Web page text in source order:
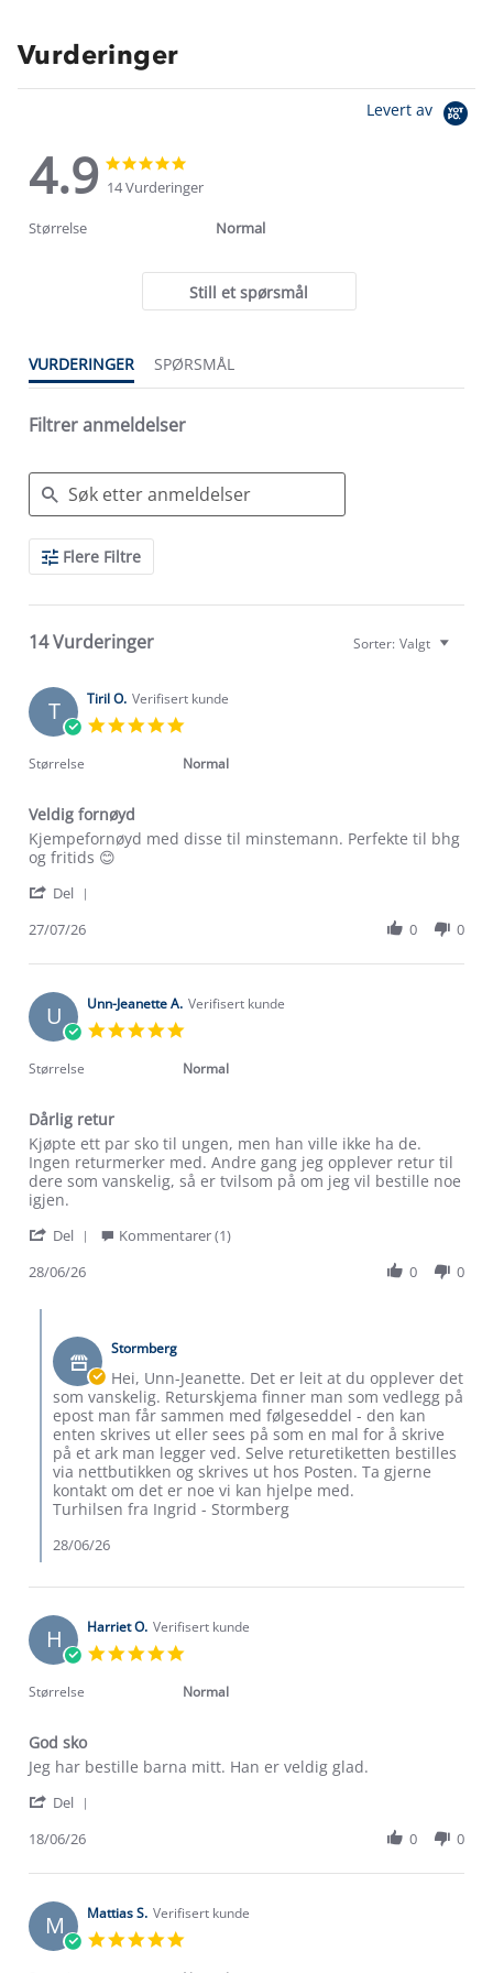
Vurderinger
Levert av
4.9
4.9
star
rating
star
rating
14 Vurderinger
Størrelse Normal
Still et spørsmål
VURDERINGER SPØRSMÅL
Filtrer anmeldelser
Search
ReviewsFlere Filtre
14 Vurderinger Sorter: Valgt
T Tiril O. Verifisert kunde
rating
Størrelse Normal
Veldig fornøyd
Review
by
O.
27
2026
review
stating
fornøyd
Kjempefornøyd med disse til minstemann. Perfekte til bhg
og fritids 😊
Del
Tiril
on
27
Jul
27/07/26 0 0
U Unn-Jeanette A. Verifisert kunde
rating
Størrelse Normal
Dårlig retur
Review
by
Unn-
Jeanette
on
Jun
review
stating
Dårlig
retur
Kjøpte ett par sko til ungen, men han ville ikke ha de.
Ingen returmerker med. Andre gang jeg opplever retur til
dere som vanskelig, så er tvilsom på om jeg vil bestille noe
igjen.
Del
A.
on
28
Jun
2026
Kommentarer (1)
28/06/26
0 0
Butikkeier
on
Review
by
Unn-
Jeanette
A.
on
28
2026
Stormberg
Hei, Unn-Jeanette. Det er leit at du opplever det
som vanskelig. Returskjema finner man som vedlegg på
epost man får sammen med følgeseddel - den kan
enten skrives ut eller sees på som en mal for å skrive
på et ark man legger ved. Selve returetiketten bestilles
via nettbutikken og skrives ut hos Posten. Ta gjerne
kontakt om det er noe vi kan hjelpe med.
Turhilsen fra Ingrid - Stormberg
28/06/26
H Harriet O. Verifisert kunde
rating
Størrelse Normal
God sko
Review
Harriet
on
Jun
review
God
Jeg har bestille barna mitt. Han er veldig glad.
Del
Harriet
on
18
Jun
18/06/26 0 0
M Mattias S. Verifisert kunde